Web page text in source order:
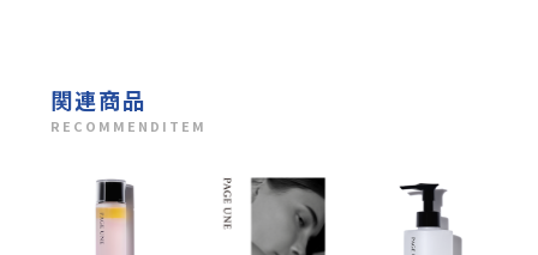
関連商品
RECOMMENDITEM